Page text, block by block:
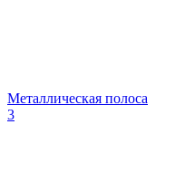
Металлическая полоса
3